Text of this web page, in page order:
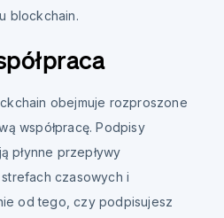
blockchain.
obejmuje rozproszone
współpracę. Podpisy
płynne przepływy
czasowych i
od tego, czy podpisujesz